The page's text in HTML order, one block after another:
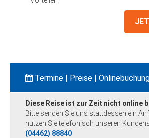
Termine | Preise |
Diese Reise ist zur Zeit nicht online
Bitte senden Sie uns stattdessen ein
nutzen Sie telefonisch unseren
(04462) 88840